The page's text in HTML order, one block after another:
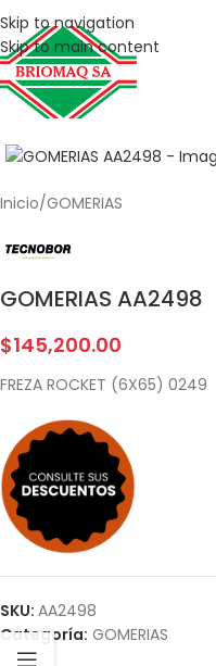
Skip to navigation
Skip to main content
Inicio/GOMERIAS
GOMERIAS AA2498
$145,200.00
FREZA ROCKET (6X65) 0249
SKU: AA2498
Categoría: GOMERIAS